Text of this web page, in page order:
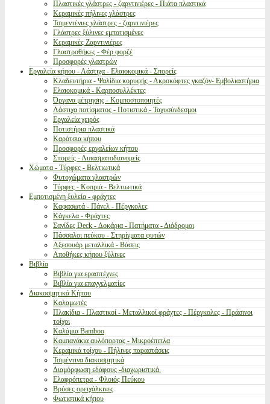
Πλαστικές γλάστρες - ζαρντινιέρες - Πιάτα πλαστικά
Κεραμικές πήλινες γλάστρες
Τσιμεντένιες γλάστρες - ζαρντινιέρες
Γλάστρες ξύλινες εμποτισμένες
Κεραμικές Ζαρντινιέρες
Γλαστροθήκες - Φέρ φορζέ
Προσφορές γλαστρών
Εργαλεία κήπου - Λάστιχα - Ελαιοκομικά - Σπορείς
Κλαδευτήρια - Ψαλίδια κορυφής - Ακροκόφτες γκαζόν- Εμβολιαστήρια
Ελαιοκομικά - Καρποσυλλέκτες
Όργανα μέτρησης - Κομποστοποιητές
Λάστιχα ποτίσματος - Ποτιστικά - Ταχυσύνδεσμοι
Εργαλεία χειρός
Ποτιστήρια πλαστικά
Καρότσια κήπου
Προσφορές εργαλείων κήπου
Σπορείς - Λιπασματοδιανομείς
Χώματα - Τύρφες - Βελτιωτικά
Φυτοχώματα γλαστρών
Τύρφες - Κοπριά - Βελτιωτικά
Εμποτισμένη ξυλεία - φράχτες
Καφασωτά - Πάνελ - Πέργκολες
Κάγκελα - Φράχτες
Σανίδες Deck - Δοκάρια - Πατήματα - Διάδρομοι
Πάσσαλοι πεύκου - Στηρίγματα φυτών
Αξεσουάρ μεταλλικά - Βάσεις
Αποθήκες κήπου ξύλινες
Βιβλία
Βιβλία για ερασιτέχνες
Βιβλία για επαγγελματίες
Διακοσμητικά Κήπου
Καλαμωτές
Πλακίδια - Πλαστικοί - Μεταλλικοί φράχτες - Πέργκολες - Πράσινοι
τοίχοι
Καλάμια Bamboo
Καμπανάκια αυλόπορτας - Μικροέπιπλα
Κεραμικά τοίχου - Πήλινες παραστάσεις
Τσιμέντινα διακοσμητικά
Διαμόρφωση εδάφους -διαχωριστικά.
Ελαφρόπετρα - Φλοιός Πεύκου
Βρύσες ορειχάλκινες
Φωτιστικά κήπου